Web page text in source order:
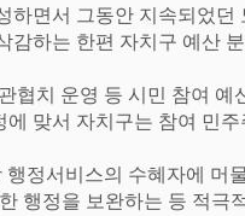
하면서 그동안 지속되었
감하는 한편 자치구 예산
협치 운영 등 시민 참여
맞서 자치구는 참여 민
행정서비스의 수혜자에 머
행정을 보완하는 등 적극